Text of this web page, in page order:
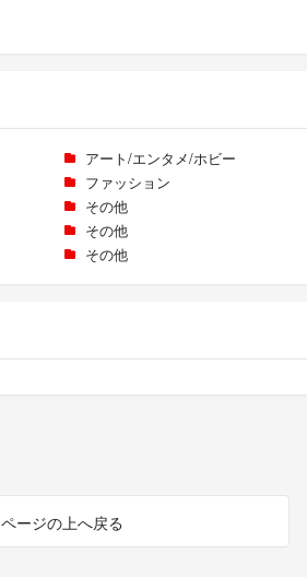
アート/エンタメ/ホビー
ファッション
その他
その他
その他
ページの上へ戻る